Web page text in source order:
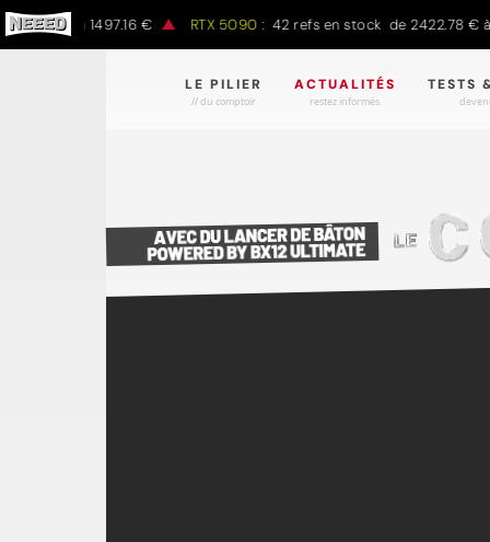
€ à 1497.16 € RTX 5090 : 42 refs en stock de 2422.78 € à
LE PILIER
// du comptoir
ACTUALITÉS
restez informés.
TESTS